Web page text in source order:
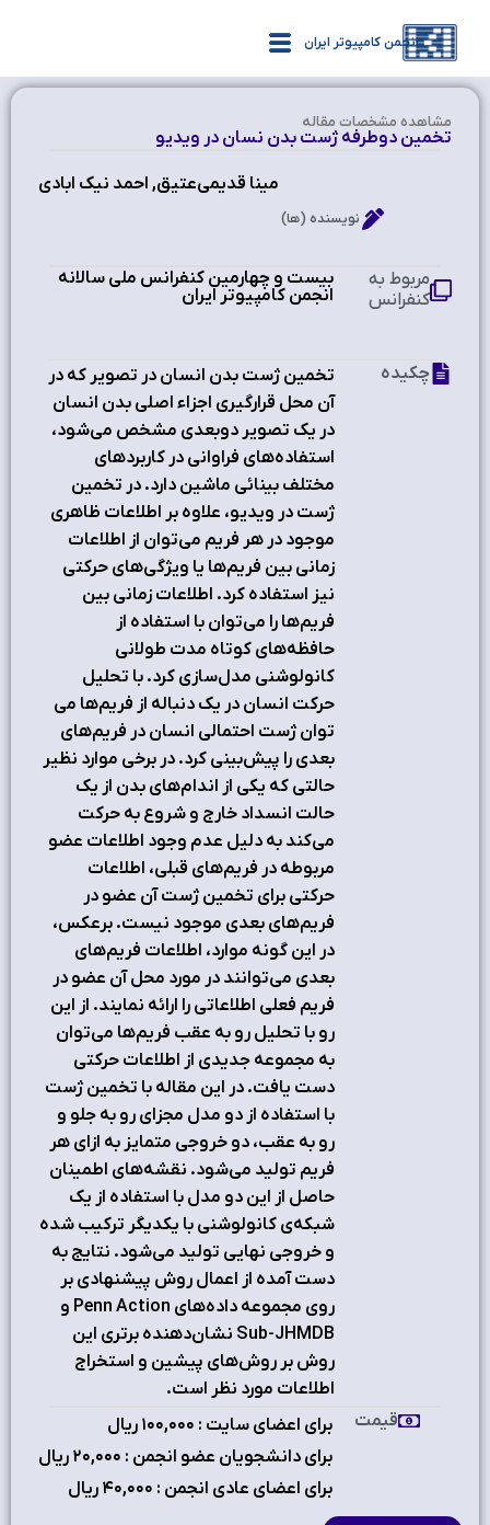
انجمن کامپیوتر ایران
مشاهده‌ مشخصات مقاله
تخمین دوطرفه ژست بدن نسان در ویدیو
مینا قدیمی‌عتيق, احمد نیک ابادی
نویسنده (ها)
بیست و چهارمین کنفرانس ملی سالانه
انجمن کامپیوتر ایران
مربوط به
کنفرانس
تخمين ژست بدن انسان در تصوير که در
آن محل قرارگيري اجزاء اصلي بدن انسان
در يک تصوير دوبعدي مشخص مي‌شود،
استفاده‌هاي فراواني در کاربردهاي
مختلف بينائي ماشين دارد. در تخمين
ژست در ويديو، علاوه بر اطلاعات ظاهري
موجود در هر فريم مي‌توان از اطلاعات
زماني بين فريم‌ها يا ويژگي‌هاي حرکتي
نيز استفاده کرد. اطلاعات زماني بين
فريم‌ها را مي‌توان با استفاده از
حافظه‌هاي کوتاه مدت طولاني
کانولوشني مدل‌سازي کرد. با تحليل
حرکت انسان در يک دنباله از فريم‌ها مي
توان ژست احتمالي انسان در فريم‌هاي
بعدي را پيش‌بيني کرد. در برخي موارد نظير
حالتي که يکي از اندام‌هاي بدن از يک
حالت انسداد خارج و شروع به حرکت
مي‌کند به دليل عدم وجود اطلاعات عضو
مربوطه در فريم‌هاي قبلي، اطلاعات
حرکتي براي تخمين ژست آن عضو در
فريم‌هاي بعدي موجود نيست. برعکس،
در اين گونه موارد، اطلاعات فريم‌هاي
بعدي مي‌توانند در مورد محل آن عضو در
فريم فعلي اطلاعاتي را ارائه نمايند. از اين
رو با تحليل رو به عقب فريم‌ها مي‌توان
به مجموعه جديدي از اطلاعات حرکتي
دست يافت. در اين مقاله با تخمين ژست
با استفاده از دو مدل مجزاي رو به جلو و
رو به عقب، دو خروجي متمايز به ازاي هر
فريم توليد مي‌شود. نقشه‌هاي اطمينان
حاصل از اين دو مدل با استفاده از يک
شبکه‌ي کانولوشني با يکديگر ترکيب شده
و خروجي نهايي توليد مي‌شود. نتايج به
دست آمده از اعمال روش پيشنهادي بر
روي مجموعه داده‌هاي Penn Action‌ و
Sub-JHMDB نشان‌دهنده برتري اين
روش بر روش‌هاي پيشين و استخراج
اطلاعات مورد نظر است.
چکیده
برای اعضای سایت : ۱٠٠,٠٠٠ ریال
برای دانشجویان عضو انجمن : ۲٠,٠٠٠ ریال
برای اعضای عادی انجمن : ۴٠,٠٠٠ ریال
قیمت